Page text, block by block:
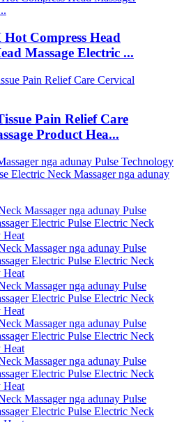
Compress Head
Massage Electric ...
Pain Relief Care
Product Hea...